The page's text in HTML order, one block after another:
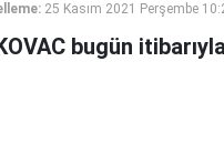
25 Kasım 2021 Perşembe
bugün